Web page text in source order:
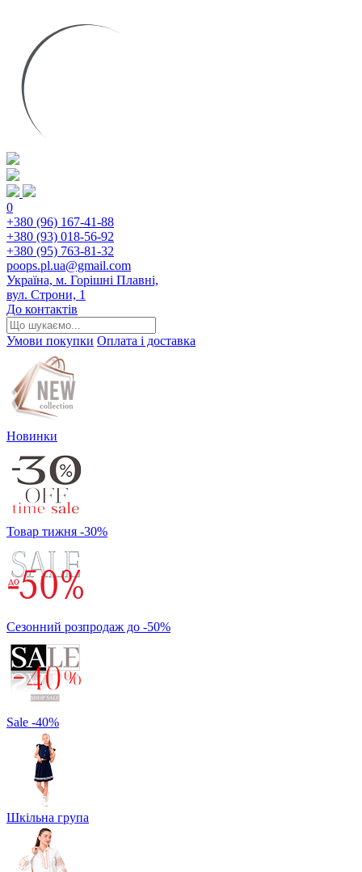
0
+380 (96) 167-41-88
+380 (93) 018-56-92
+380 (95) 763-81-32
poops.pl.ua@gmail.com
Україна, м. Горішні Плавні,
вул. Строни, 1
До контактів
Умови покупки Оплата і доставка
Новинки
Товар тижня -30%
Сезонний розпродаж до -50%
Sale -40%
Шкільна група